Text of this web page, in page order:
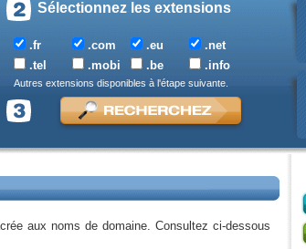
Sélectionnez les extensions
.fr .com .eu
.net
.tel
.mobi .be .info
Autres extensions disponibles à l'étape suivante.
aux noms de domaine. Consultez ci-dessous